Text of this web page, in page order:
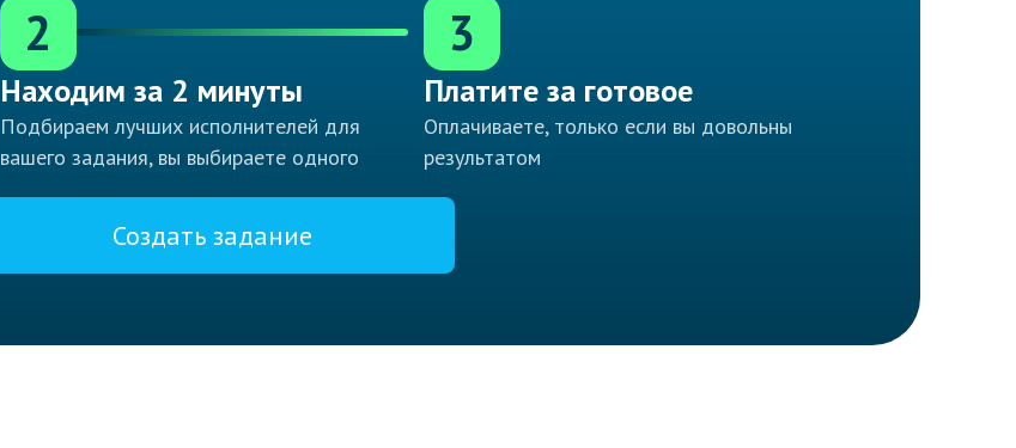
2
Находим за 2 минуты
Подбираем лучших исполнителей для
вашего задания, вы выбираете одного
3
Платите за готовое
Оплачиваете, только если вы довольны
результатом
Создать задание